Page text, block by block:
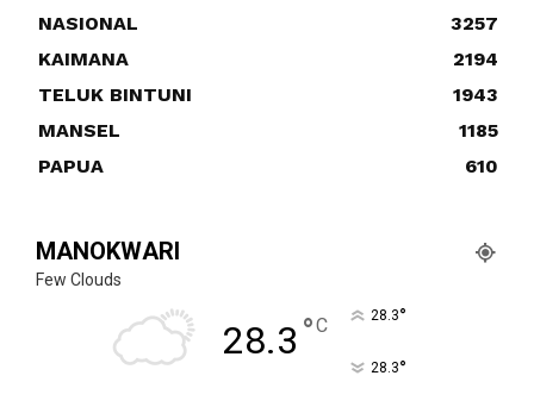
NASIONAL
3257
KAIMANA
2194
TELUK BINTUNI
1943
MANSEL
1185
PAPUA
610
MANOKWARI
Few Clouds
28.3 °C 28.3°
28.3°